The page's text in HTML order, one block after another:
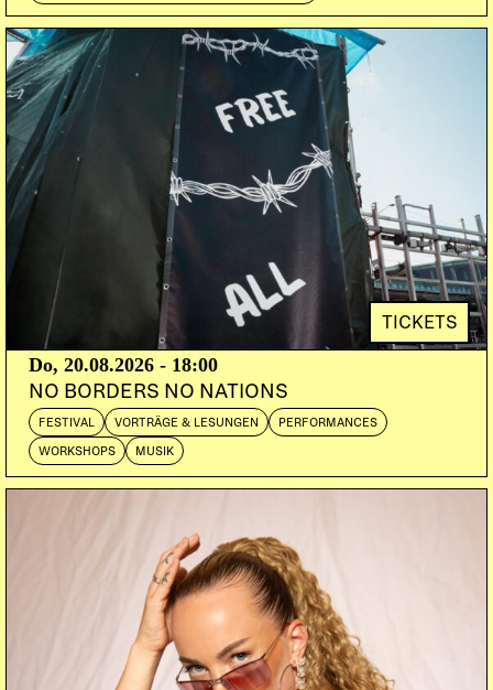
TICKETS
Do, 20.08.2026 - 18:00
NO BORDERS NO NATIONS
FESTIVAL VORTRÄGE & LESUNGEN PERFORMANCES
WORKSHOPS MUSIK